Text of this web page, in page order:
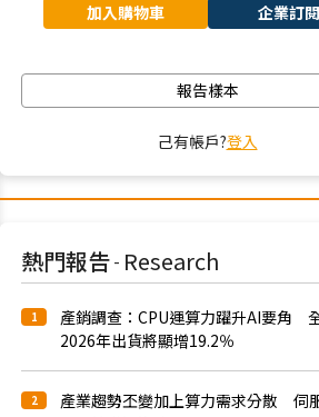
加入購物車 企業訂閱
報告樣本
己有帳戶?登入
熱門報告 - Research
1
產銷調查：CPU運算力躍升AI要角
2026年出貨將顯增19.2％
2
產業趨勢丕變加上算力需求分散 伺